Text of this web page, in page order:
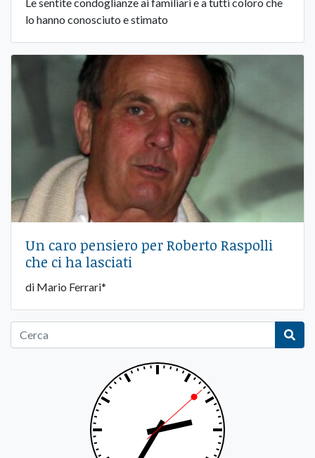
lo hanno conosciuto e stimato
Un caro pensiero per Roberto Raspolli
che ci ha lasciati
di Mario Ferrari*